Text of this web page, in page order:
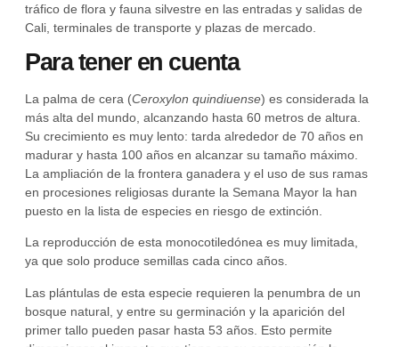
tráfico de flora y fauna silvestre en las entradas y salidas de
Cali, terminales de transporte y plazas de mercado.
Para tener en cuenta
La palma de cera (Ceroxylon quindiuense) es considerada la
más alta del mundo, alcanzando hasta 60 metros de altura.
Su crecimiento es muy lento: tarda alrededor de 70 años en
madurar y hasta 100 años en alcanzar su tamaño máximo.
La ampliación de la frontera ganadera y el uso de sus ramas
en procesiones religiosas durante la Semana Mayor la han
puesto en la lista de especies en riesgo de extinción.
La reproducción de esta monocotiledónea es muy limitada,
ya que solo produce semillas cada cinco años.
Las plántulas de esta especie requieren la penumbra de un
bosque natural, y entre su germinación y la aparición del
primer tallo pueden pasar hasta 53 años. Esto permite